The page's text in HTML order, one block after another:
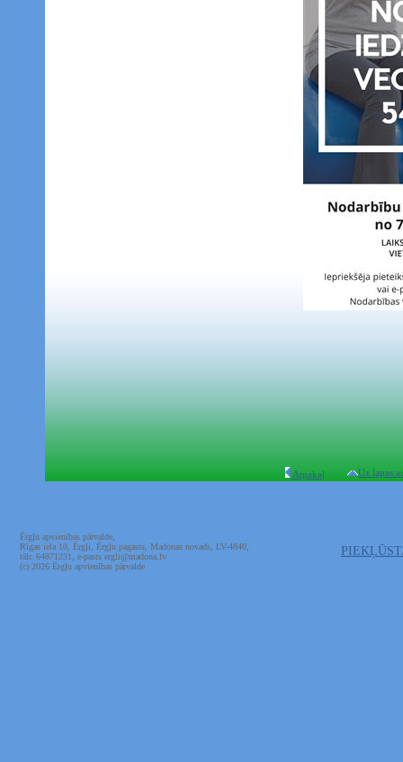
Atpakaļ Uz lapas
Ērgļu apvienības pārvalde,
Rīgas iela 10, Ērgļi, Ērgļu pagasts, Madonas novads, LV-4840,
tālr. 64871231, e-pasts ergli@madona.lv
(c) 2026 Ērgļu apvienības pārvalde